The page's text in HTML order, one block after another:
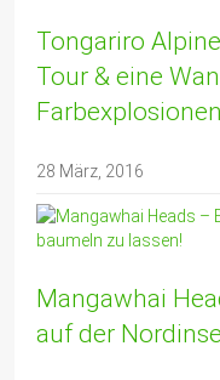
Tongariro
Tour & eine
Farbexplosionen
28 März, 2016
Mangawhai
auf der